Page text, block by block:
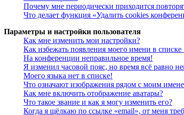
Почему мне периодически приходится
Что делает функция «Удалить cookies
Параметры и настройки пользователя
Как мне изменить мои настройки?
Как избежать появления моего имени в
На конференции неправильное время!
Я изменил часовой пояс, но время всё равно
Моего языка нет в списке!
Что означают изображения рядом с моим
Как мне включить отображение аватары?
Что такое звание и как я могу изменить его?
Когда я щёлкаю по ссылке «email», от меня